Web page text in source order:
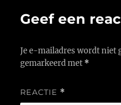
Geef een
Je e-mailadres wordt niet
gemarkeerd met *
REACTIE *